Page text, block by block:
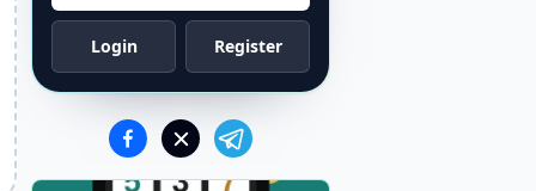
Login Register